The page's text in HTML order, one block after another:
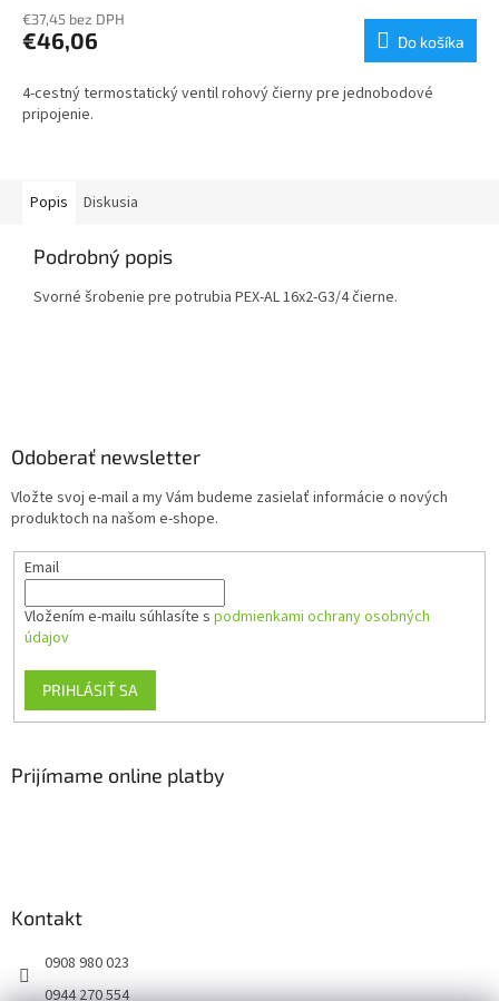
€37,45 bez DPH
€46,06 Do košíka
4-cestný termostatický ventil rohový čierny pre jednobodové
pripojenie.
Popis Diskusia
Podrobný popis
Svorné šrobenie pre potrubia PEX-AL 16x2-G3/4 čierne.
Odoberať newsletter
Vložte svoj e-mail a my Vám budeme zasielať informácie o nových
produktoch na našom e-shope.
Email
Vložením e-mailu súhlasíte s podmienkami ochrany osobných
údajov
PRIHLÁSIŤ SA
Prijímame online platby
Kontakt
0908 980 023
0944 270 554